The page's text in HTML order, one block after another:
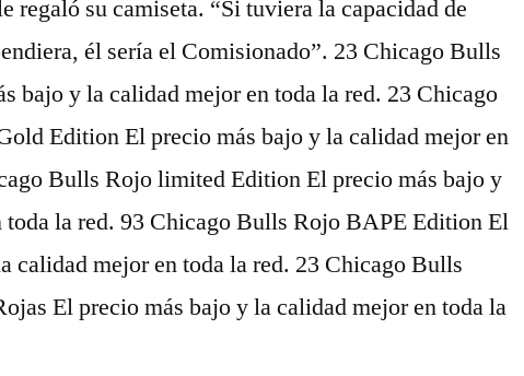
regaló su camiseta. “Si tuviera la capacidad de
él sería el Comisionado”. 23 Chicago Bulls
bajo y la calidad mejor en toda la red. 23 Chicago
Edition El precio más bajo y la calidad mejor en
Bulls Rojo limited Edition El precio más bajo y
toda la red. 93 Chicago Bulls Rojo BAPE Edition El
calidad mejor en toda la red. 23 Chicago Bulls
El precio más bajo y la calidad mejor en toda la